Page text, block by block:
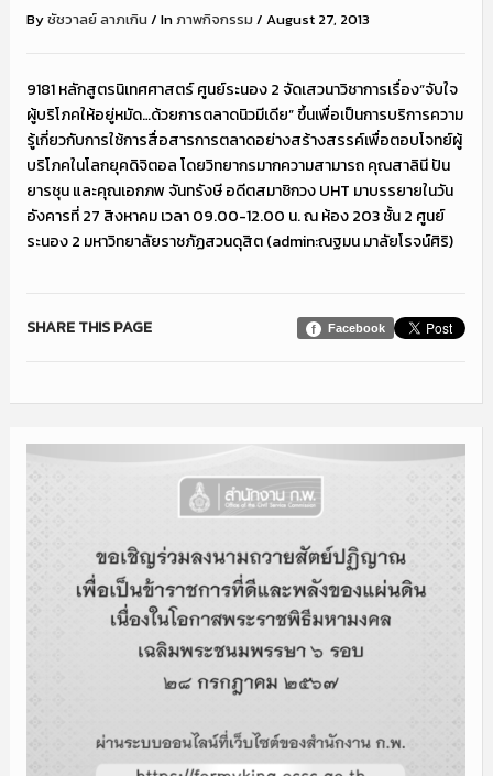
Byชัชวาลย์ ลาภเกิน / Inภาพกิจกรรม / August 27, 2013
9181 หลักสูตรนิเทศศาสตร์ ศูนย์ระนอง 2 จัดเสวนาวิชาการเรื่อง“จับใจ
ผู้บริโภคให้อยู่หมัด…ด้วยการตลาดนิวมีเดีย” ขึ้นเพื่อเป็นการบริการความ
รู้เกี่ยวกับการใช้การสื่อสารการตลาดอย่างสร้างสรรค์เพื่อตอบโจทย์ผู้
บริโภคในโลกยุคดิจิตอล โดยวิทยากรมากความสามารถ คุณสาลินี ปัน
ยารชุน และคุณเอกภพ จันทรังษี อดีตสมาชิกวง UHT มาบรรยายในวัน
อังคารที่ 27 สิงหาคม เวลา 09.00-12.00 น. ณ ห้อง 203 ชั้น 2 ศูนย์
ระนอง 2 มหาวิทยาลัยราชภัฏสวนดุสิต (admin:ณฐมน มาลัยโรจน์ศิริ)
Facebook
SHARE THIS PAGE